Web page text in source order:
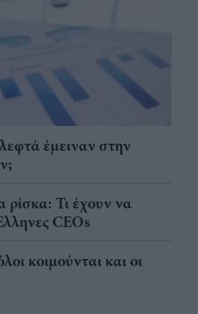
έμειναν στην
ρίσκα: Τι έχουν να
CEOs
κοιμούνται και οι